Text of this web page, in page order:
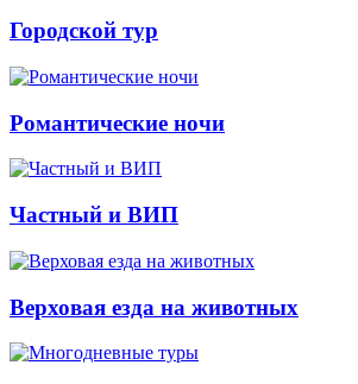
Городской тур
Романтические ночи
Частный и ВИП
Верховая езда на животных